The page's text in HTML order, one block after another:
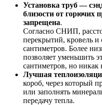
Установка труб —
близости от горючих
запрещена.
Согласно СНИП,
перекрытий, кровель
сантиметров. Более
позволяет уменьшить
сантиметров, но никак
Лучшая
короб, через который
или заполнять
передачу тепла.